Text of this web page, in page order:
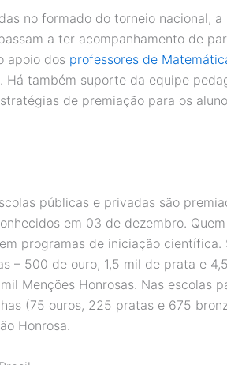
no formado do torneio nacional, a
a ter acompanhamento de
apoio dos professores de
Há também suporte da equipe
de premiação para os
públicas e privadas são
em 03 de dezembro.
programas de iniciação científica.
– 500 de ouro, 1,5 mil de prata e
Menções Honrosas. Nas escolas
(75 ouros, 225 pratas e 675
Honrosa.